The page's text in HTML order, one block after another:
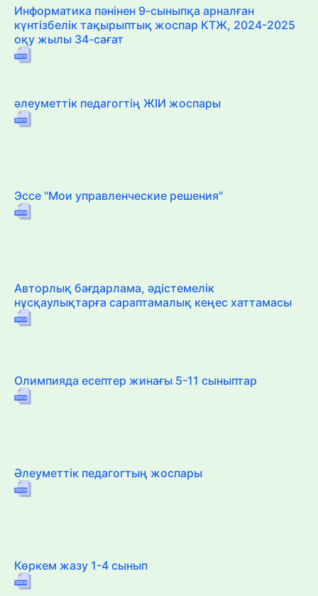
Информатика пәнінен 9-сыныпқа арналған
күнтізбелік тақырыптық жоспар КТЖ, 2024-2025
оқу жылы 34-сағат
әлеуметтік педагогтің ЖІИ жоспары
Эссе "Мои управленческие решения"
Авторлық бағдарлама, әдістемелік
нұсқаулықтарға сараптамалық кеңес хаттамасы
Олимпияда есептер жинағы 5-11 сыныптар
Әлеуметтік педагогтың жоспары
Көркем жазу 1-4 сынып